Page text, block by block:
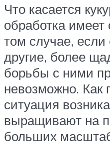
Что касается
обработка
том случае, если
другие, более
борьбы с ними
невозможно. Как
ситуация
выращивают на
больших